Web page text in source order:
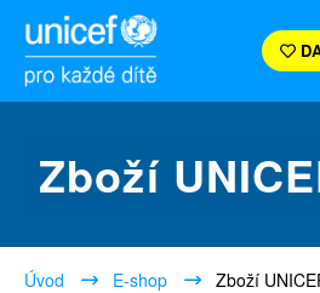
Zboží
Úvod E-shop Zboží